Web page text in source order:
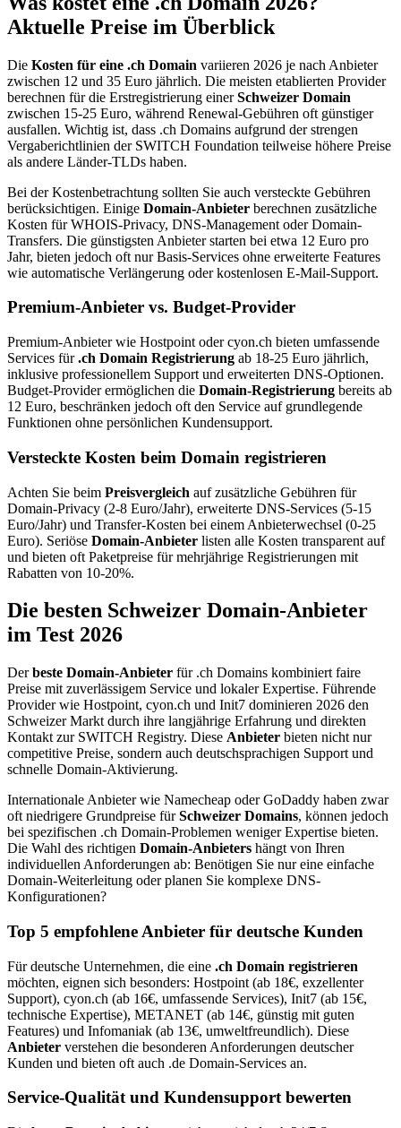
Aktuelle Preise im Überblick
Die Kosten für eine .ch Domain variieren 2026 je nach Anbieter
zwischen 12 und 35 Euro jährlich. Die meisten etablierten Provider
berechnen für die Erstregistrierung einerSchweizer Domain
zwischen 15-25 Euro, während Renewal-Gebühren oft günstiger
ausfallen. Wichtig ist, dass .ch Domains aufgrund der strengen
Vergaberichtlinien der SWITCH Foundation teilweise höhere Preise
als andere Länder-TLDs haben.
Bei der Kostenbetrachtung sollten Sie auch versteckte Gebühren
berücksichtigen. Einige Domain-Anbieter berechnen zusätzliche
Kosten für WHOIS-Privacy, DNS-Management oder Domain-
Transfers. Die günstigsten Anbieter starten bei etwa 12 Euro pro
Jahr, bieten jedoch oft nur Basis-Services ohne erweiterte Features
wie automatische Verlängerung oder kostenlosen E-Mail-Support.
Premium-Anbieter vs. Budget-Provider
Premium-Anbieter wie Hostpoint oder cyon.ch bieten umfassende
Services für.ch Domain Registrierung ab 18-25 Euro jährlich,
inklusive professionellem Support und erweiterten DNS-Optionen.
Budget-Provider ermöglichen die Domain-Registrierung bereits ab
12 Euro, beschränken jedoch oft den Service auf grundlegende
Funktionen ohne persönlichen Kundensupport.
Versteckte Kosten beim Domain registrieren
Achten Sie beim Preisvergleich auf zusätzliche Gebühren für
Domain-Privacy (2-8 Euro/Jahr), erweiterte DNS-Services (5-15
Euro/Jahr) und Transfer-Kosten bei einem Anbieterwechsel (0-25
Euro). Seriöse Domain-Anbieter listen alle Kosten transparent auf
und bieten oft Paketpreise für mehrjährige Registrierungen mit
Rabatten von 10-20%.
Die besten Schweizer Domain-Anbieter
im Test 2026
Derbeste Domain-Anbieter für .ch Domains kombiniert faire
Preise mit zuverlässigem Service und lokaler Expertise. Führende
Provider wie Hostpoint, cyon.ch und Init7 dominieren 2026 den
Schweizer Markt durch ihre langjährige Erfahrung und direkten
Kontakt zur SWITCH Registry. Diese Anbieter bieten nicht nur
competitive Preise, sondern auch deutschsprachigen Support und
schnelle Domain-Aktivierung.
Internationale Anbieter wie Namecheap oder GoDaddy haben zwar
oft niedrigere Grundpreise fürSchweizer Domains, können jedoch
bei spezifischen .ch Domain-Problemen weniger Expertise bieten.
Die Wahl des richtigen Domain-Anbieters hängt von Ihren
individuellen Anforderungen ab: Benötigen Sie nur eine einfache
Domain-Weiterleitung oder planen Sie komplexe DNS-
Konfigurationen?
Top 5 empfohlene Anbieter für deutsche Kunden
Für deutsche Unternehmen, die eine .ch Domain registrieren
möchten, eignen sich besonders: Hostpoint (ab 18€, exzellenter
Support), cyon.ch (ab 16€, umfassende Services), Init7 (ab 15€,
technische Expertise), METANET (ab 14€, günstig mit guten
Features) und Infomaniak (ab 13€, umweltfreundlich). Diese
Anbieter verstehen die besonderen Anforderungen deutscher
Kunden und bieten oft auch .de Domain-Services an.
Service-Qualität und Kundensupport bewerten